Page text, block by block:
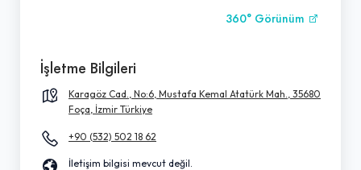
360° Görünüm
İşletme Bilgileri
Karagöz Cad., No:6, Mustafa Kemal Atatürk Mah., 35680
Foça, İzmir Türkiye
+90 (532) 502 18 62
İletişim bilgisi mevcut değil.